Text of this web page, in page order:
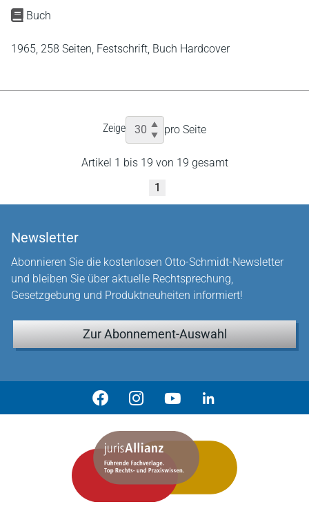
Buch
1965, 258 Seiten, Festschrift, Buch Hardcover
Zeige pro Seite
Artikel 1 bis 19 von 19 gesamt
1
Newsletter
Abonnieren Sie die kostenlosen Otto-Schmidt-Newsletter
und bleiben Sie über aktuelle Rechtsprechung,
Gesetzgebung und Produktneuheiten informiert!
Zur Abonnement-Auswahl